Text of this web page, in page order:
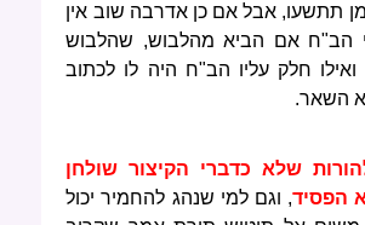
תתשעו, אבל אם כן אדרבה שוב אין
הב"ח אם הביא מהלבוש, שהלבוש
ואילו חלק עליו הב"ח היה לו לכתוב
השאר.
שלא כדברי הקיצור שולחן
הפסיד, וגם למי שנהג להחמיר יכול